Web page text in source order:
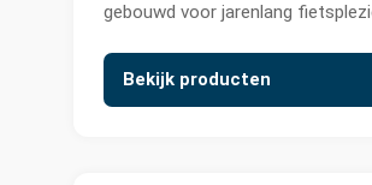
gebouwd voor jarenlang
Bekijk producten